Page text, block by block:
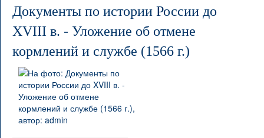
Документы по истории России до
XVIII в. - Уложение об отмене
кормлений и службе (1566 г.)